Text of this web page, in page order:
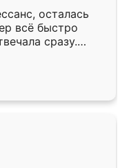
осталась
всё быстро
сразу.
подошёл к
Собрали
даже